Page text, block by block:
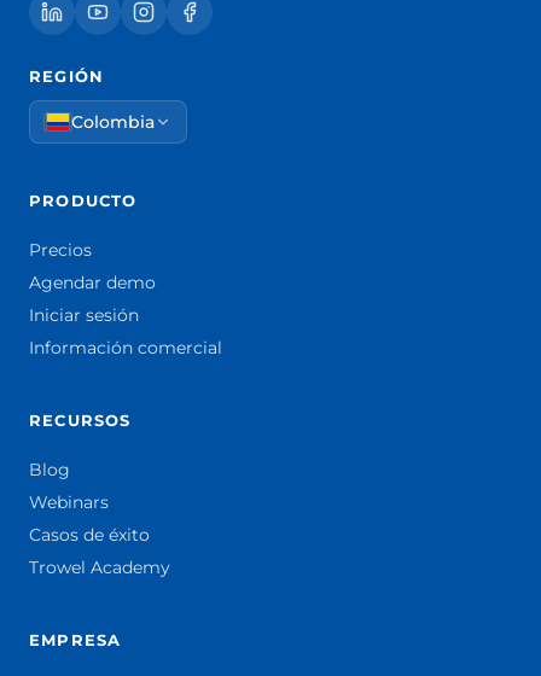
REGIÓN
Colombia
PRODUCTO
Precios
Agendar demo
Iniciar sesión
Información comercial
RECURSOS
Blog
Webinars
Casos de éxito
Trowel Academy
EMPRESA